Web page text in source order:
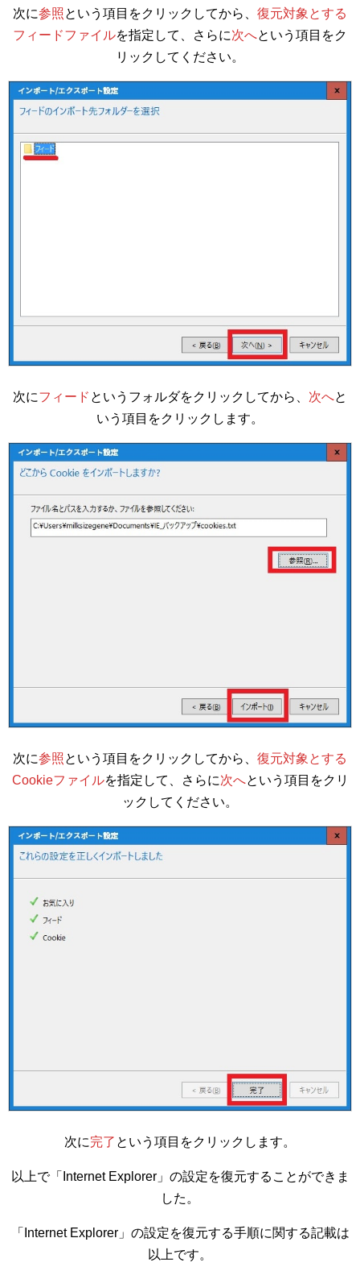
次に参照 という項目をクリックしてから、 復元対象とする
フィードファイルを指定して、さらに次へという項目をク
リックしてください。
次にフィード というフォルダをクリックしてから、 次へと
いう項目をクリックします。
次に参照 という項目をクリックしてから、 復元対象とする
Cookieファイルを指定して、さらに次へという項目をクリ
ックしてください。
次に完了 という項目をクリックします。
以上で「Internet Explorer」の設定を復元することができま
した。
「Internet Explorer」の設定を復元する手順に関する記載は
以上です。